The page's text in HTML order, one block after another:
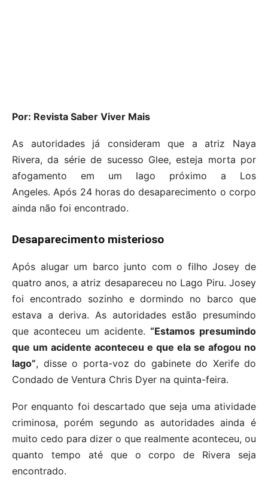
Por: Revista Saber Viver Mais
As autoridades já consideram que a atriz Naya
Rivera, da série de sucesso Glee, esteja morta por
afogamento em um lago próximo a Los
Angeles. Após 24 horas do desaparecimento o corpo
ainda não foi encontrado.
Desaparecimento misterioso
Após alugar um barco junto com o filho Josey de
quatro anos, a atriz desapareceu no Lago Piru. Josey
foi encontrado sozinho e dormindo no barco que
estava a deriva. As autoridades estão presumindo
que aconteceu um acidente. “Estamos presumindo
que um acidente aconteceu e que ela se afogou no
lago”, disse o porta-voz do gabinete do Xerife do
Condado de Ventura Chris Dyer na quinta-feira.
Por enquanto foi descartado que seja uma atividade
criminosa, porém segundo as autoridades ainda é
muito cedo para dizer o que realmente aconteceu, ou
quanto tempo até que o corpo de Rivera seja
encontrado.